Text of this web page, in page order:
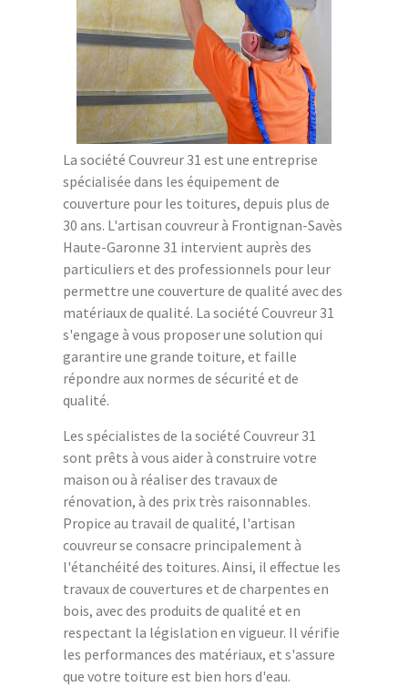
La société Couvreur 31 est une entreprise
spécialisée dans les équipement de
couverture pour les toitures, depuis plus de
30 ans. L'artisan couvreur à Frontignan-Savès
Haute-Garonne 31 intervient auprès des
particuliers et des professionnels pour leur
permettre une couverture de qualité avec des
matériaux de qualité. La société Couvreur 31
s'engage à vous proposer une solution qui
garantire une grande toiture, et faille
répondre aux normes de sécurité et de
qualité.
Les spécialistes de la société Couvreur 31
sont prêts à vous aider à construire votre
maison ou à réaliser des travaux de
rénovation, à des prix très raisonnables.
Propice au travail de qualité, l'artisan
couvreur se consacre principalement à
l'étanchéité des toitures. Ainsi, il effectue les
travaux de couvertures et de charpentes en
bois, avec des produits de qualité et en
respectant la législation en vigueur. Il vérifie
les performances des matériaux, et s'assure
que votre toiture est bien hors d'eau.